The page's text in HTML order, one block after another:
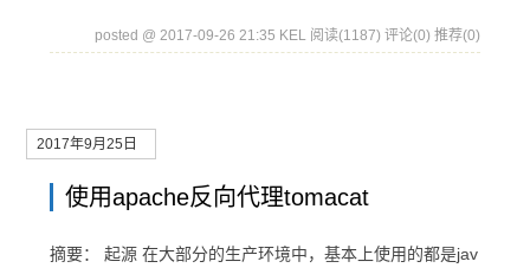
posted @ 2017-09-26 21:35 KEL 阅读(1187) 评论(0) 推荐(0)
2017年9月25日
使用apache反向代理tomacat
摘要： 起源 在大部分的生产环境中，基本上使用的都是jav